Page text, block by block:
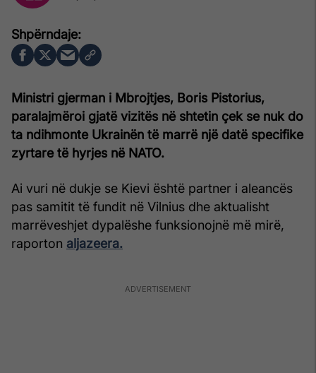
Ministri gjerman i Mbrojtjes, Boris Pistorius,
paralajmëroi gjatë vizitës në shtetin çek se nuk do
ta ndihmonte Ukrainën të marrë një datë specifike
zyrtare të hyrjes në NATO.
Ai vuri në dukje se Kievi është partner i aleancës
pas samitit të fundit në Vilnius dhe aktualisht
marrëveshjet dypalëshe funksionojnë më mirë,
raporton aljazeera.